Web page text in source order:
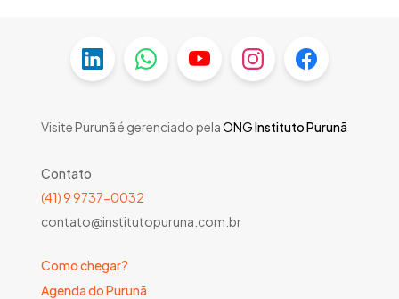
Visite Purunã é gerenciado pelaONGInstituto Purunã
Contato
(41) 9 9737-0032
contato@institutopuruna.com.br
Como chegar?
Agenda do Purunã